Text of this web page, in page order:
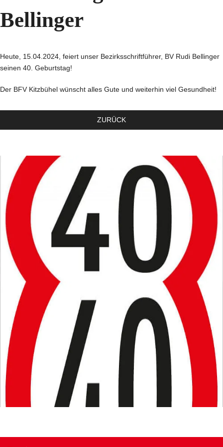
Bellinger
Heute, 15.04.2024, feiert unser Bezirksschriftführer, BV Rudi Bellinger
seinen 40. Geburtstag!
Der BFV Kitzbühel wünscht alles Gute und weiterhin viel Gesundheit!
ZURÜCK